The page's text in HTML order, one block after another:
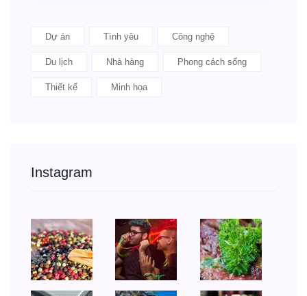
Dự án Tình yêu Công nghệ
Du lịch Nhà hàng Phong cách sống
Thiết kế Minh họa
Instagram